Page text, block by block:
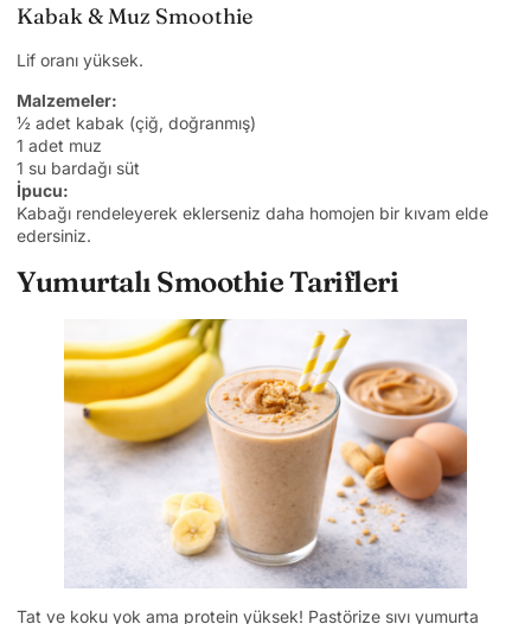
Kabak & Muz Smoothie
Lif oranı yüksek.
Malzemeler:
½ adet kabak (çiğ, doğranmış)
1 adet muz
1 su bardağı süt
İpucu:
Kabağı rendeleyerek eklerseniz daha homojen bir kıvam elde
edersiniz.
Yumurtalı Smoothie Tarifleri
Tat ve koku yok ama protein yüksek! Pastörize sıvı yumurta